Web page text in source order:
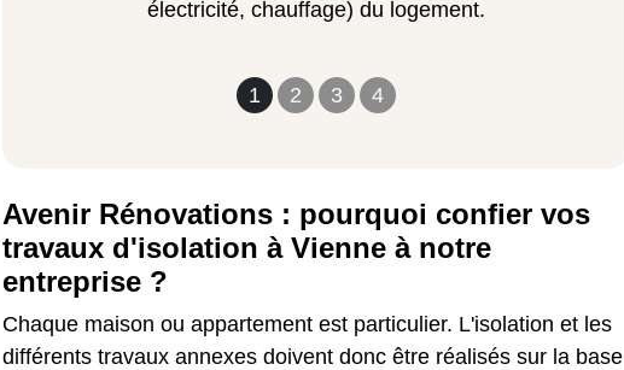
1 2 3 4
électricité, chauffage) du logement.
Avenir Rénovations : pourquoi confier vos
travaux d'isolation à Vienne à notre
entreprise ?
Chaque maison ou appartement est particulier. L'isolation et les
différents travaux annexes doivent donc être réalisés sur la base